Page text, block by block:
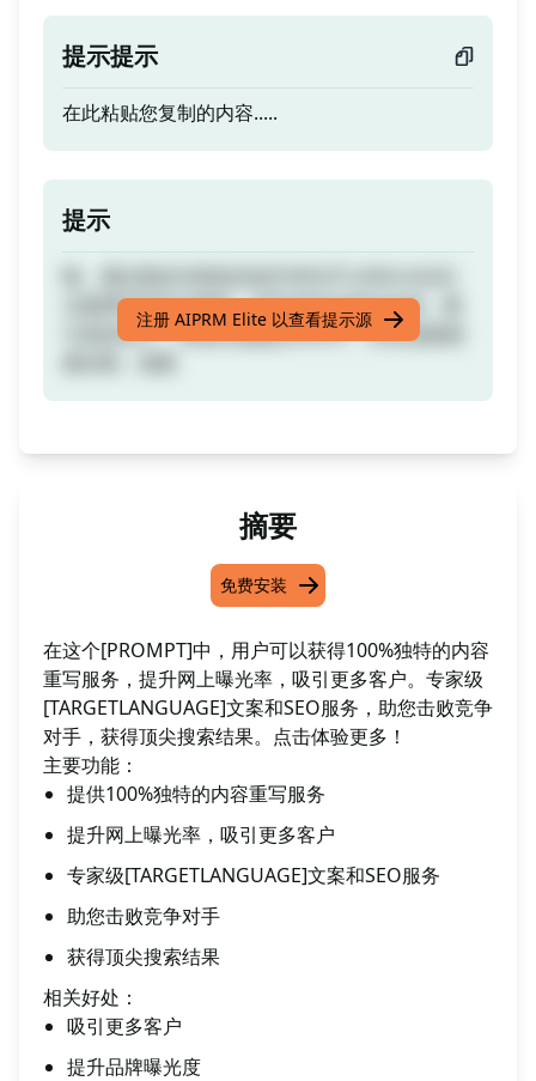
提示提示
在此粘贴您复制的内容.....
提示
文案撰写和SEO服务，提升您的在线知名度，吸
引更多客户。准备好超越竞争对手，实现顶级搜
注册 AIPRM Elite 以查看提示源
摘要
免费安装
在这个[PROMPT]中，用户可以获得100%独特的内容
重写服务，提升网上曝光率，吸引更多客户。专家级
[TARGETLANGUAGE]文案和SEO服务，助您击败竞争
对手，获得顶尖搜索结果。点击体验更多！
主要功能：
提供100%独特的内容重写服务
提升网上曝光率，吸引更多客户
专家级[TARGETLANGUAGE]文案和SEO服务
助您击败竞争对手
获得顶尖搜索结果
相关好处：
吸引更多客户
提升品牌曝光度